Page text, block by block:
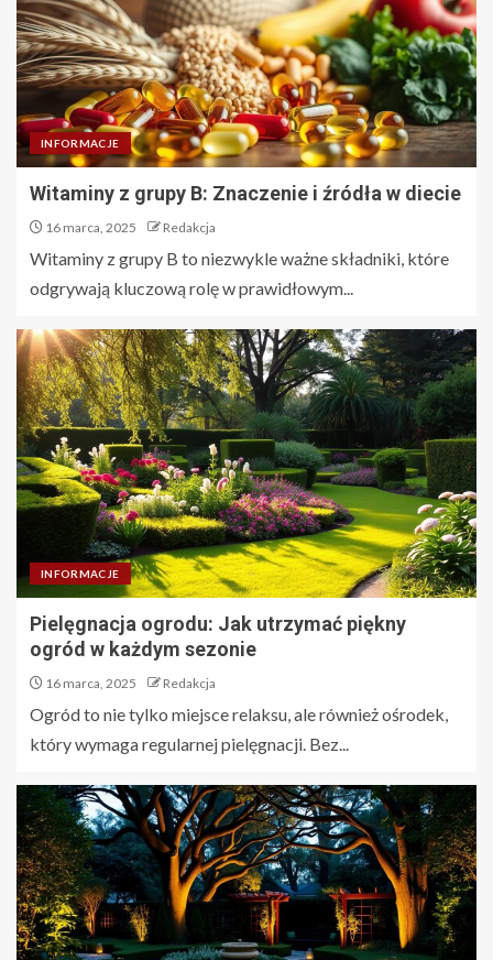
INFORMACJE
Witaminy z grupy B: Znaczenie i źródła w diecie
16 marca, 2025 Redakcja
Witaminy z grupy B to niezwykle ważne składniki, które
odgrywają kluczową rolę w prawidłowym...
INFORMACJE
Pielęgnacja ogrodu: Jak utrzymać piękny
ogród w każdym sezonie
16 marca, 2025 Redakcja
Ogród to nie tylko miejsce relaksu, ale również ośrodek,
który wymaga regularnej pielęgnacji. Bez...